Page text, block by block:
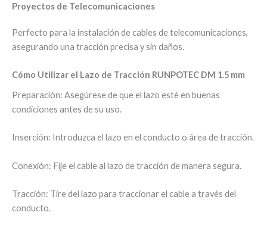
Proyectos de Telecomunicaciones
Perfecto para la instalación de cables de telecomunicaciones,
asegurando una tracción precisa y sin daños.
Cómo Utilizar el Lazo de Tracción RUNPOTEC DM 1.5 mm
Preparación: Asegúrese de que el lazo esté en buenas
condiciones antes de su uso.
Inserción: Introduzca el lazo en el conducto o área de tracción.
Conexión: Fije el cable al lazo de tracción de manera segura.
Tracción: Tire del lazo para traccionar el cable a través del
conducto.